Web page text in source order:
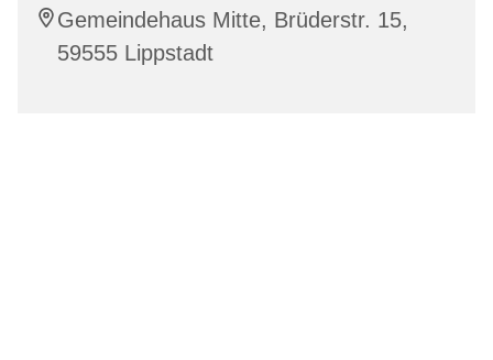
Gemeindehaus Mitte, Brüderstr. 15,
59555 Lippstadt